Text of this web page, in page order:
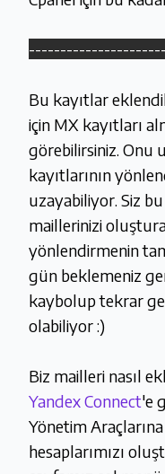
Bu kayıtlar
için MX kayıtları
görebilirsiniz. Onu
kayıtlarının
uzayabiliyor. Siz
maillerinizi
yönlendirmenin
gün beklemeniz
kaybolup tekrar
olabiliyor :)
Biz mailleri nasıl
Yandex Connect'e
Yönetim
hesaplarımızı